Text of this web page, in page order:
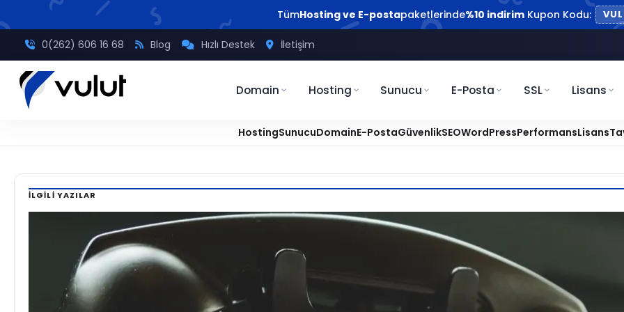
TümHosting ve E-postapaketlerinde%10 indirim Kupon Kodu:
0(262) 606 16 68 Blog Hızlı Destek İletişim
Domain Hosting Sunucu E-Posta SSL Lisans
HostingSunucuDomainE-PostaGüvenlikSEOWordPressPerformansLisans
Ana
Sayfa/Sunucu/APT (Linux Paket Yöneticisi) Nedir?
(Linux
İLGILI YAZILAR